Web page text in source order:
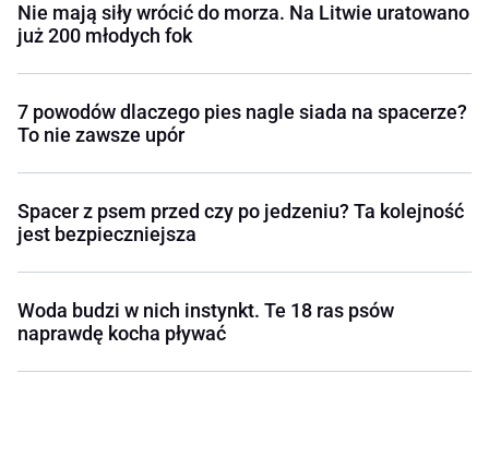
Nie mają siły wrócić do morza. Na Litwie uratowano
już 200 młodych fok
7 powodów dlaczego pies nagle siada na spacerze?
To nie zawsze upór
Spacer z psem przed czy po jedzeniu? Ta kolejność
jest bezpieczniejsza
Woda budzi w nich instynkt. Te 18 ras psów
naprawdę kocha pływać